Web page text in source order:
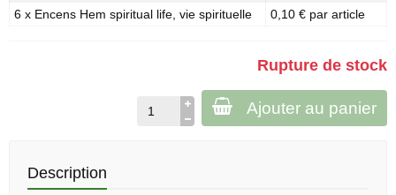
6 x Encens Hem spiritual life, vie spirituelle
0,10 € par article
Rupture de stock
Ajouter au panier
Description